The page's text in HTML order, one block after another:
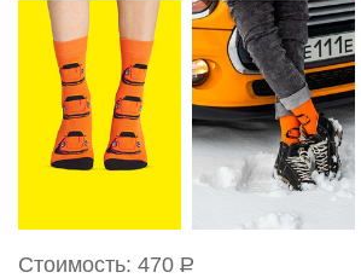
Стоимость: 470 Р